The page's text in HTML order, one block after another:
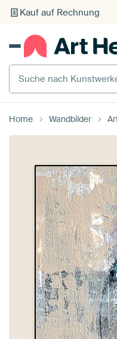
Kauf auf Rechnung
Individueller Druck auf
Suche nach
Home Wandbilder